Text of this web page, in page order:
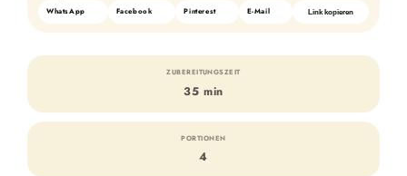
WhatsApp Facebook Pinterest E-Mail Link kopieren
ZUBEREITUNGSZEIT
35 min
PORTIONEN
4